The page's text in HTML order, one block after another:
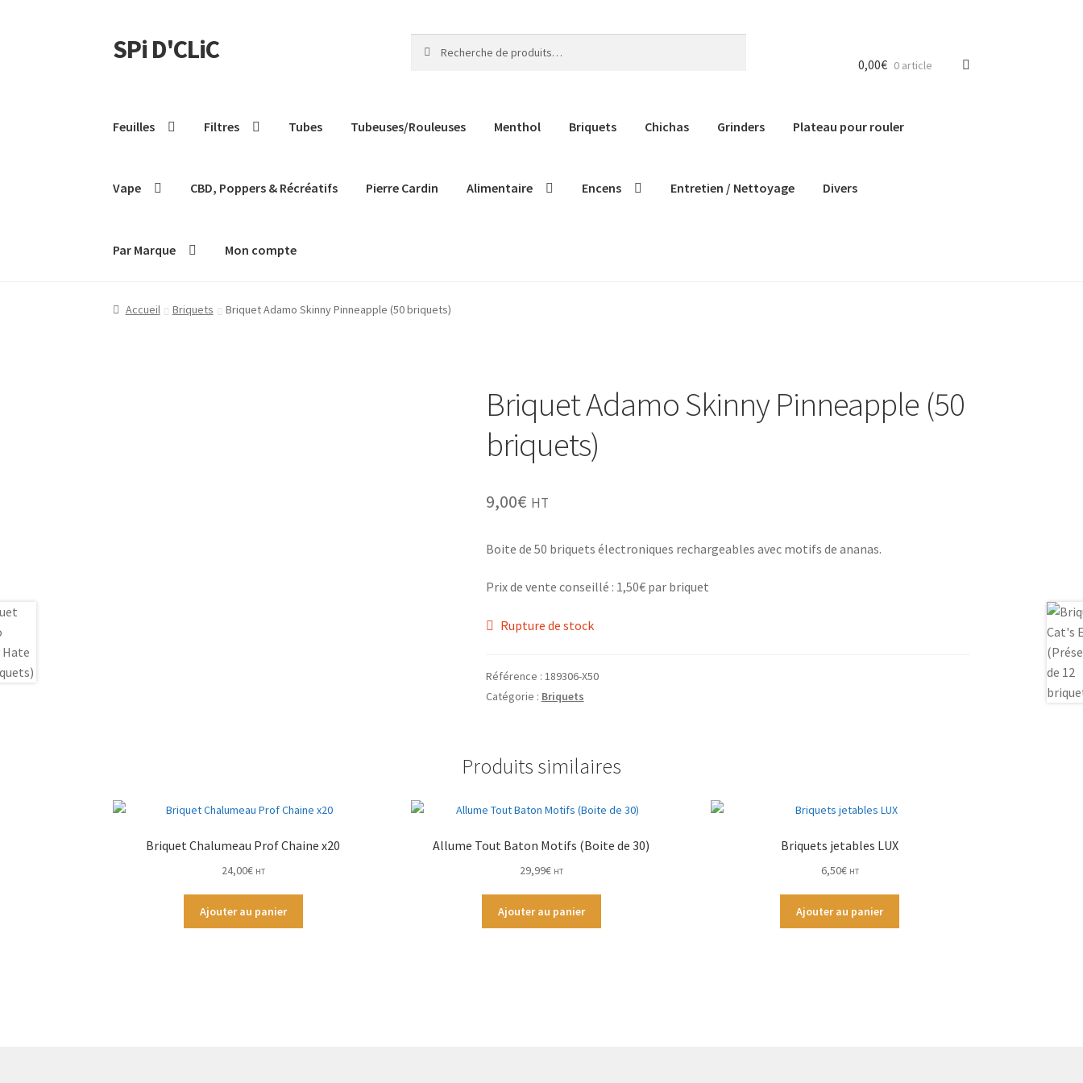
SPi D'CLiC
pour :
0,00€ 0 article
Feuilles Filtres Tubes Tubeuses/Rouleuses Menthol Briquets Chichas Grinders Plateau pour rouler
Vape CBD, Poppers & Récréatifs Pierre Cardin Alimentaire Encens Entretien / Nettoyage Divers
Par Marque Mon compte
Accueil Briquets Briquet Adamo Skinny Pinneapple (50 briquets)
Briquet Adamo Skinny Pinneapple (50
briquets)
9,00€ HT
Boite de 50 briquets électroniques rechargeables avec motifs de ananas.
Prix de vente conseillé : 1,50€ par briquet
Rupture de stock
Référence : 189306-X50
Catégorie : Briquets
Produits similaires
Briquet Chalumeau Prof Chaine x20
24,00€ HT
Ajouter au panier
Allume Tout Baton Motifs (Boite de 30)
29,99€ HT
Ajouter au panier
Briquets jetables LUX
6,50€ HT
Ajouter au panier